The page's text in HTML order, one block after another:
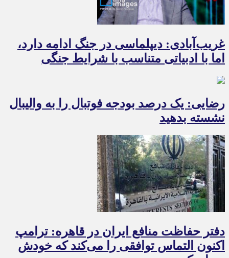
غریب‌آبادی: دیپلماسی در جنگ ادامه دارد،
اما با ادبیاتی متناسب با شرایط جنگی
رضایی: یک درصد بودجه فوتبال را به والیبال
نشسته بدهید
دفتر حفاظت منافع ایران در قاهره: ترامپ
اکنون التماس توافقی را می‌کند که خودش